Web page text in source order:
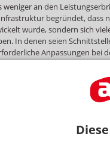
weniger an den
begründet, dass
wurde, sondern sich
In denen seien
Anpassungen bei
aber von den Akteuren teuer
Planungen eines
wie
die Softwareentwicklung
nach dem
Plan aufgestellt und dann
sodass Systeme flexibel an
angepasst werden können.“